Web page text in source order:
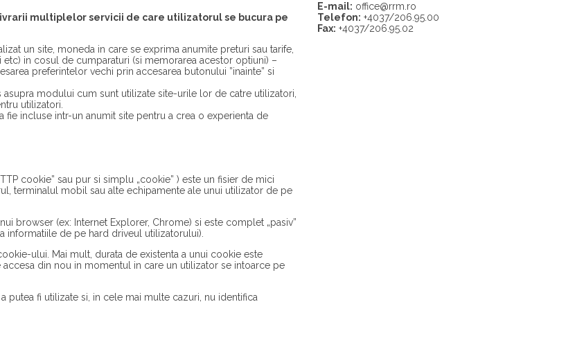
multiplelor servicii de care utilizatorul se bucura pe
un site, moneda in care se exprima anumite preturi sau tarife,
in cosul de cumparaturi (si memorarea acestor optiuni) –
preferintelor vechi prin accesarea butonului ”inainte” si
modului cum sunt utilizate site-urile lor de catre utilizatori,
utilizatori.
incluse intr-un anumit site pentru a crea o experienta de
cookie” sau pur si simplu „cookie” ) este un fisier de mici
terminalul mobil sau alte echipamente ale unui utilizator de pe
browser (ex: Internet Explorer, Chrome) si este complet „pasiv”
informatiile de pe hard driveul utilizatorului).
ului. Mai mult, durata de existenta a unui cookie este
din nou in momentul in care un utilizator se intoarce pe
fi utilizate si, in cele mai multe cazuri, nu identifica
E-mail: office@rrm.ro
Telefon: +4037/206.95.00
Fax: +4037/206.95.02